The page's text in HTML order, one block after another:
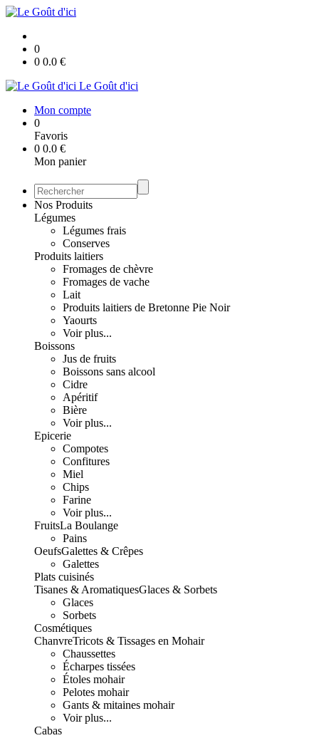
0
0 0.0 €
Le Goût d'ici
Mon compte
0
Favoris
0 0.0 €
Mon panier
Nos Produits
Légumes
Légumes frais
Conserves
Produits laitiers
Fromages de chèvre
Fromages de vache
Lait
Produits laitiers de Bretonne Pie Noir
Yaourts
Voir plus...
Boissons
Jus de fruits
Boissons sans alcool
Cidre
Apéritif
Bière
Voir plus...
Epicerie
Compotes
Confitures
Miel
Chips
Farine
Voir plus...
FruitsLa Boulange
Pains
OeufsGalettes & Crêpes
Galettes
Plats cuisinés
Tisanes & AromatiquesGlaces & Sorbets
Glaces
Sorbets
Cosmétiques
ChanvreTricots & Tissages en Mohair
Chaussettes
Écharpes tissées
Étoles mohair
Pelotes mohair
Gants & mitaines mohair
Voir plus...
Cabas